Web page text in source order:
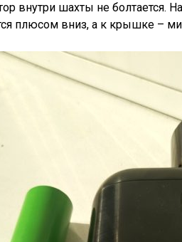
внутри шахты не болтается.
плюсом вниз, а к крышке –